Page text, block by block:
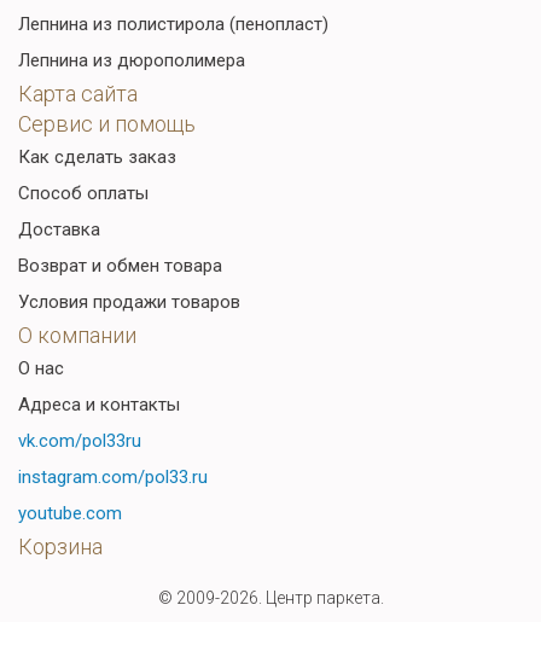
Лепнина из полистирола (пенопласт)
Лепнина из дюрополимера
Карта сайта
Сервис и помощь
Как сделать заказ
Способ оплаты
Доставка
Возврат и обмен товара
Условия продажи товаров
О компании
О нас
Адреса и контакты
vk.com/pol33ru
instagram.com/pol33.ru
youtube.com
Корзина
© 2009-2026. Центр паркета.